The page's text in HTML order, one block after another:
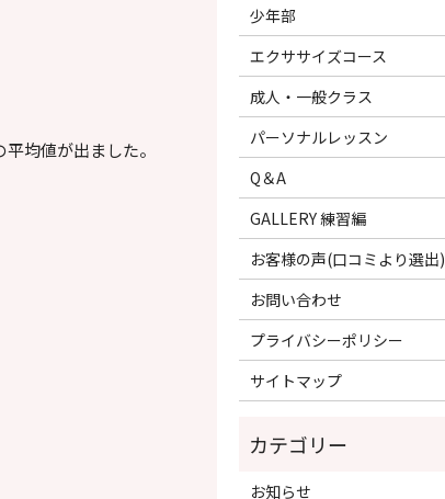
均値が出ました。
少年部
エクササイズコース
成人・一般クラス
パーソナルレッスン
Q＆A
GALLERY 練習編
お客様の声(口コミより選出)
お問い合わせ
プライバシーポリシー
サイトマップ
お知らせ